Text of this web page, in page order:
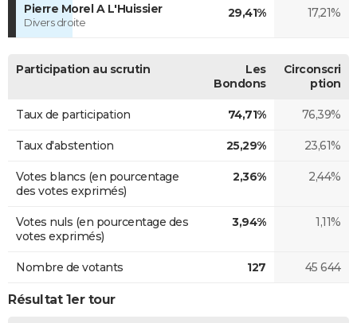
Pierre Morel A L'Huissier
Divers droite
29,41% 17,21%
Participation au scrutin
Les
Bondons
Circonscri
ption
Taux de participation 74,71% 76,39%
Taux d'abstention 25,29% 23,61%
Votes blancs (en pourcentage
des votes exprimés)
2,36% 2,44%
Votes nuls (en pourcentage des
votes exprimés)
3,94% 1,11%
Nombre de votants 127 45 644
Résultat 1er tour